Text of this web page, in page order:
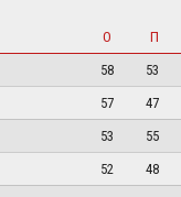
О
П
58
53
57
47
53
55
52
48